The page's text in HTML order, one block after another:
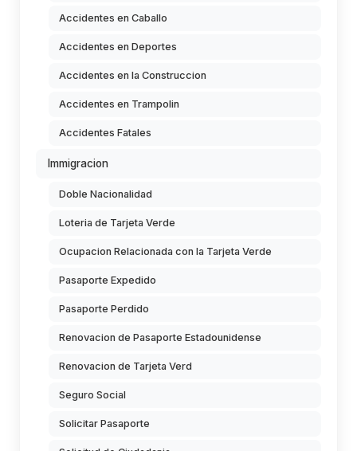
Accidentes en Caballo
Accidentes en Deportes
Accidentes en la Construccion
Accidentes en Trampolin
Accidentes Fatales
Immigracion
Doble Nacionalidad
Loteria de Tarjeta Verde
Ocupacion Relacionada con la Tarjeta Verde
Pasaporte Expedido
Pasaporte Perdido
Renovacion de Pasaporte Estadounidense
Renovacion de Tarjeta Verd
Seguro Social
Solicitar Pasaporte